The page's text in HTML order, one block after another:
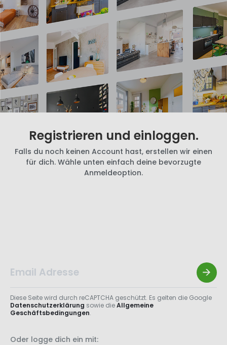
Registrieren und einloggen.
Falls du noch keinen Account hast, erstellen wir einen
für dich. Wähle unten einfach deine bevorzugte
Anmeldeoption.
Diese Seite wird durch reCAPTCHA geschützt. Es gelten die Google
Datenschutzerklärung sowie dieAllgemeine
Geschäftsbedingungen.
Oder logge dich ein mit: